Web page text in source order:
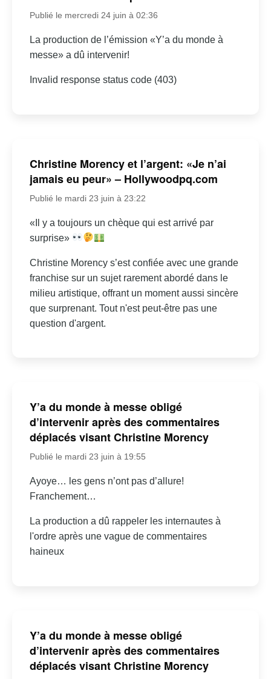
Publié le mercredi 24 juin à 02:36
La production de l’émission «Y’a du monde à
messe» a dû intervenir!
Invalid response status code (403)
Christine Morency et l’argent: «Je n’ai
jamais eu peur» – Hollywoodpq.com
Publié le mardi 23 juin à 23:22
«Il y a toujours un chèque qui est arrivé par
surprise»
Christine Morency s’est confiée avec une grande
franchise sur un sujet rarement abordé dans le
milieu artistique, offrant un moment aussi sincère
que surprenant. Tout n'est peut-être pas une
question d'argent.
Y’a du monde à messe obligé
d’intervenir après des commentaires
déplacés visant Christine Morency
Publié le mardi 23 juin à 19:55
Ayoye… les gens n’ont pas d’allure!
Franchement…
La production a dû rappeler les internautes à
l'ordre après une vague de commentaires
haineux
Y’a du monde à messe obligé
d’intervenir après des commentaires
déplacés visant Christine Morency